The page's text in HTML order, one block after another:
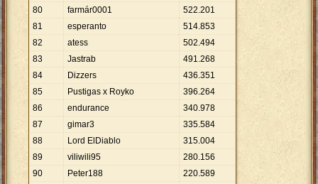
80
farmár0001 522.201
81
esperanto 514.853
82
atess 502.494
83
Jastrab 491.268
84
Dizzers 436.351
85
Pustigas x Royko 396.264
86
endurance 340.978
87
gimar3 335.584
88
Lord ElDiablo 315.004
89
viliwili95 280.156
90
Peter188 220.589